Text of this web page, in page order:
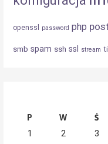
openssl password php
smb spam ssh ssl stream
P W Ś
1 2 3